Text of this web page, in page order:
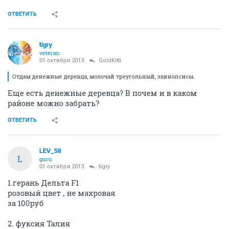
ОТВЕТИТЬ
tigry
veteran
01 октября 2013 GoldKitti
Отдам денежные деревца, молочай треугольный, эхинопсисы.
Еще есть денежные деревца? В почем и в каком
районе можно забрать?
ОТВЕТИТЬ
L
LEV_58
guru
01 октября 2013 tigry
1.герань Дельта F1
розовый цвет , не махровая
за 100руб
2. фуксия Талия